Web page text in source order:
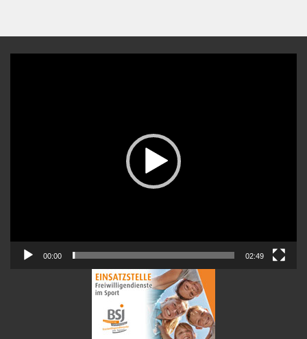
00:00 02:49